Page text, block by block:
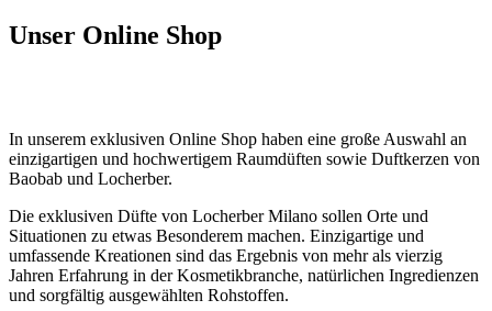
Unser Online Shop
In unserem exklusiven Online Shop haben eine große Auswahl an
einzigartigen und hochwertigem Raumdüften sowie Duftkerzen von
Baobab und Locherber.
Die exklusiven Düfte von Locherber Milano sollen Orte und
Situationen zu etwas Besonderem machen. Einzigartige und
umfassende Kreationen sind das Ergebnis von mehr als vierzig
Jahren Erfahrung in der Kosmetikbranche, natürlichen Ingredienzen
und sorgfältig ausgewählten Rohstoffen.